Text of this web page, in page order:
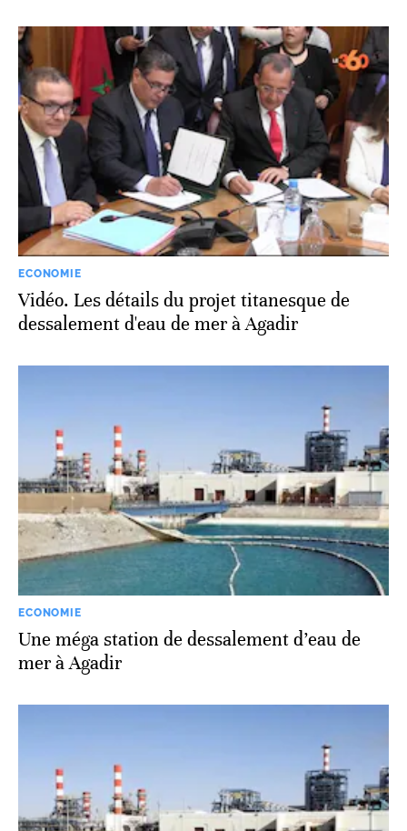
ECONOMIE
Vidéo. Les détails du projet titanesque de
dessalement d'eau de mer à Agadir
ECONOMIE
Une méga station de dessalement d’eau de
mer à Agadir